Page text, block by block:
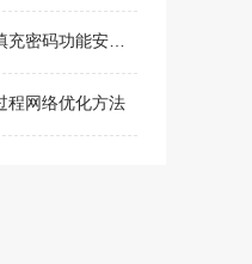
码功能安全吗
程网络优化方法